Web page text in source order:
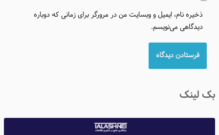
ذخیره نام، ایمیل و وبسایت من در مرورگر برای زمانی که دوباره
دیدگاهی می‌نویسم.
بک لینک